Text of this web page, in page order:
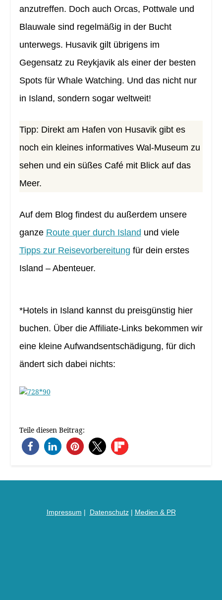
anzutreffen. Doch auch Orcas, Pottwale und
Blauwale sind regelmäßig in der Bucht
unterwegs. Husavik gilt übrigens im
Gegensatz zu Reykjavik als einer der besten
Spots für Whale Watching. Und das nicht nur
in Island, sondern sogar weltweit!
Tipp: Direkt am Hafen von Husavik gibt es
noch ein kleines informatives Wal-Museum zu
sehen und ein süßes Café mit Blick auf das
Meer.
Auf dem Blog findest du außerdem unsere
ganze Route quer durch Island und viele
Tipps zur Reisevorbereitung für dein erstes
Island – Abenteuer.
*Hotels in Island kannst du preisgünstig hier
buchen. Über die Affiliate-Links bekommen wir
eine kleine Aufwandsentschädigung, für dich
ändert sich dabei nichts:
Teile diesen Beitrag:
Impressum | Datenschutz| Medien & PR